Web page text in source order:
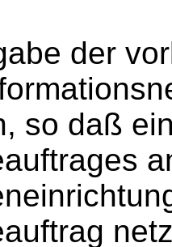
der
so daß